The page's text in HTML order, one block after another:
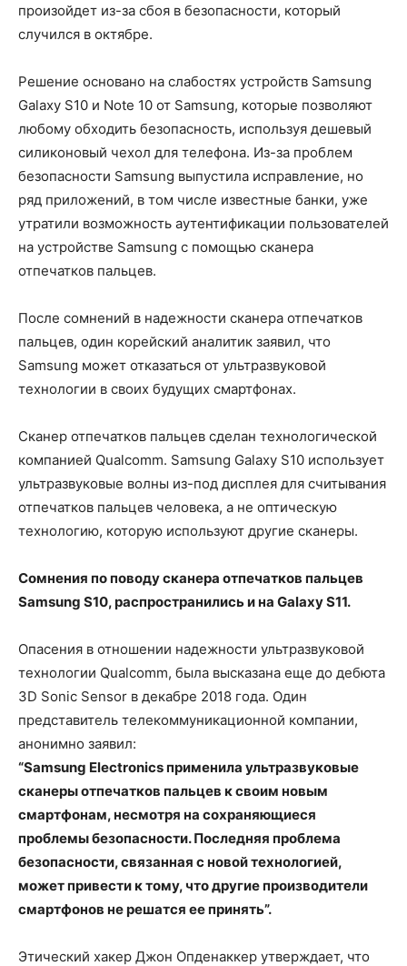
произойдет из-за сбоя в безопасности, который
случился в октябре.
Решение основано на слабостях устройств Samsung
Galaxy S10 и Note 10 от Samsung, которые позволяют
любому обходить безопасность, используя дешевый
силиконовый чехол для телефона. Из-за проблем
безопасности Samsung выпустила исправление, но
ряд приложений, в том числе известные банки, уже
утратили возможность аутентификации пользователей
на устройстве Samsung с помощью сканера
отпечатков пальцев.
После сомнений в надежности сканера отпечатков
пальцев, один корейский аналитик заявил, что
Samsung может отказаться от ультразвуковой
технологии в своих будущих смартфонах.
Сканер отпечатков пальцев сделан технологической
компанией Qualcomm. Samsung Galaxy S10 использует
ультразвуковые волны из-под дисплея для считывания
отпечатков пальцев человека, а не оптическую
технологию, которую используют другие сканеры.
Сомнения по поводу сканера отпечатков пальцев
Samsung S10, распространились и на Galaxy S11.
Опасения в отношении надежности ультразвуковой
технологии Qualcomm, была высказана еще до дебюта
3D Sonic Sensor в декабре 2018 года. Один
представитель телекоммуникационной компании,
анонимно заявил:
“Samsung Electronics применила ультразвуковые
сканеры отпечатков пальцев к своим новым
смартфонам, несмотря на сохраняющиеся
проблемы безопасности. Последняя проблема
безопасности, связанная с новой технологией,
может привести к тому, что другие производители
смартфонов не решатся ее принять”.
Этический хакер Джон Опденаккер утверждает, что